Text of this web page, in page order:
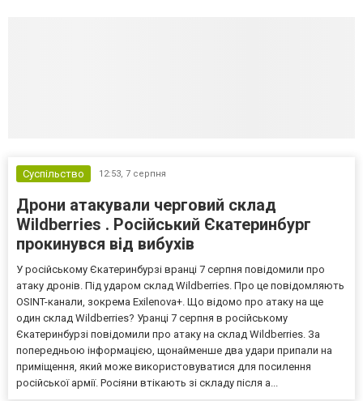
Суспільство 12:53, 7 серпня
Дрони атакували черговий склад
Wildberries . Російський Єкатеринбург
прокинувся від вибухів
У російському Єкатеринбурзі вранці 7 серпня повідомили про
атаку дронів. Під ударом склад Wildberries. Про це повідомляють
OSINT-канали, зокрема Exilenova+. Що відомо про атаку на ще
один склад Wildberries? Уранці 7 серпня в російському
Єкатеринбурзі повідомили про атаку на склад Wildberries. За
попередньою інформацією, щонайменше два удари припали на
приміщення, який може використовуватися для посилення
російської армії. Росіяни втікають зі складу після а...